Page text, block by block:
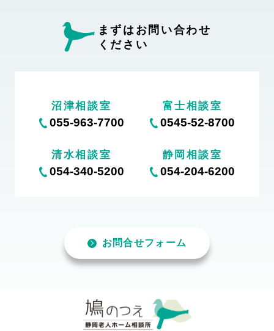
まずはお問い合わせ
ください
沼津相談室
055-963-7700
富士相談室
0545-52-8700
清水相談室
054-340-5200
静岡相談室
054-204-6200
お問合せフォーム